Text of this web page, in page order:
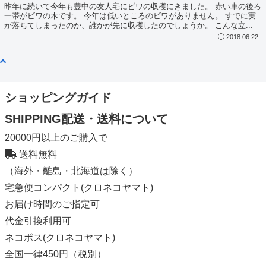
昨年に続いて今年も豊中の友人宅にビワの収穫にきました。 赤い車の後ろ
一帯がビワの木です。 今年は低いところのビワがありません。 すでに実
が落ちてしまったのか、誰かが先に収穫したのでしょうか。 こんな立...
2018.06.22
ショッピングガイド
SHIPPING配送・送料について
20000円以上のご購入で
送料無料
（海外・離島・北海道は除く）
宅急便コンパクト(クロネコヤマト)
お届け時間のご指定可
代金引換利用可
ネコポス(クロネコヤマト)
全国一律450円（税別）